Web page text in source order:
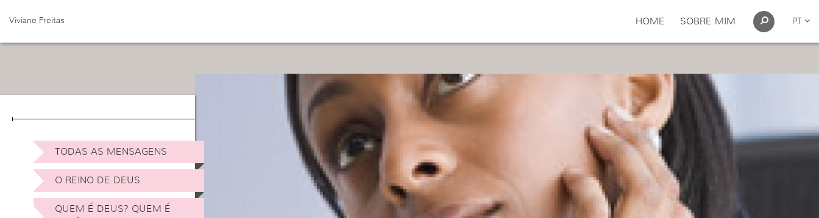
Viviane Freitas HOME SOBRE MIM PT
TODAS AS MENSAGENS
O REINO DE DEUS
QUEM É DEUS? QUEM É